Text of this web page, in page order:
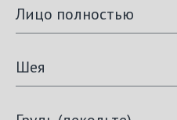
Лицо полностью
Шея